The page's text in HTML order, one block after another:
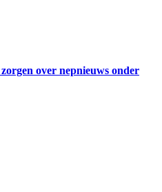
over nepnieuws onder